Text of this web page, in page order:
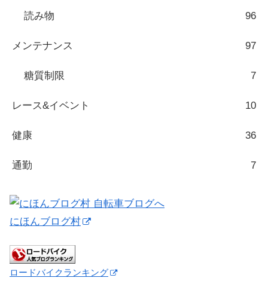
読み物 96
メンテナンス 97
糖質制限 7
レース&イベント 10
健康 36
通勤 7
にほんブログ村
ロードバイクランキング